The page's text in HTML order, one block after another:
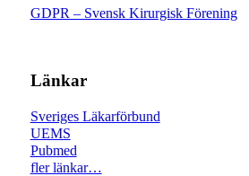
GDPR – Svensk Kirurgisk Förening
Länkar
Sveriges Läkarförbund
UEMS
Pubmed
fler länkar…